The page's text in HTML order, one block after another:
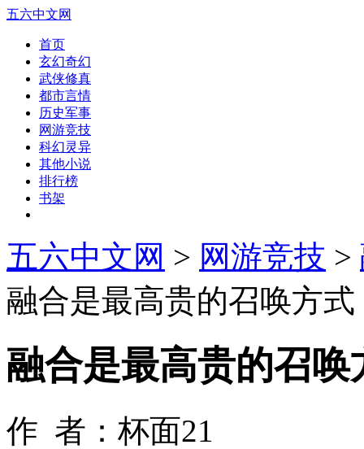
五六中文网
首页
玄幻奇幻
武侠修真
都市言情
历史军事
网游竞技
科幻灵异
其他小说
排行榜
书架
五六中文网 > 网游竞技 >
融合是最高贵的召唤方
融合是最高贵的召唤
作 者：杯面21